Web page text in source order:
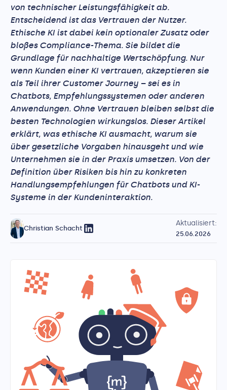
von technischer Leistungsfähigkeit ab.
Entscheidend ist das Vertrauen der Nutzer.
Ethische KI ist dabei kein optionaler Zusatz oder
bloßes Compliance-Thema. Sie bildet die
Grundlage für nachhaltige Wertschöpfung. Nur
wenn Kunden einer KI vertrauen, akzeptieren sie
als Teil ihrer Customer Journey – sei es in
Chatbots, Empfehlungssystemen oder anderen
Anwendungen. Ohne Vertrauen bleiben selbst die
besten Technologien wirkungslos. Dieser Artikel
erklärt, was ethische KI ausmacht, warum sie
über gesetzliche Vorgaben hinausgeht und wie
Unternehmen sie in der Praxis umsetzen. Von der
Definition über Risiken bis hin zu konkreten
Handlungsempfehlungen für Chatbots und KI-
Systeme in der Kundeninteraktion.
Christian Schacht
Aktualisiert:
25.06.2026